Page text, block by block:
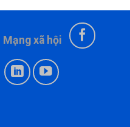
Mạng xã hội